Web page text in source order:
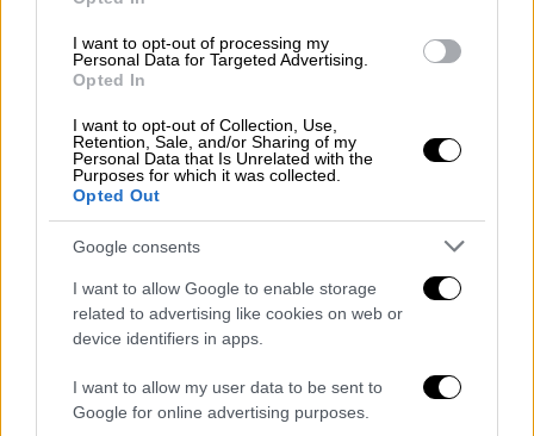
I want to opt-out of processing my
Personal Data for Targeted Advertising.
Opted In
I want to opt-out of Collection, Use,
Retention, Sale, and/or Sharing of my
Personal Data that Is Unrelated with the
Purposes for which it was collected.
Opted Out
Google consents
I want to allow Google to enable storage
related to advertising like cookies on web or
device identifiers in apps.
I want to allow my user data to be sent to
Google for online advertising purposes.
αποτέλεσμα το Τριφύλλι να προκριθεί
εύκολα στον τελικό επικρατώντας 86-71